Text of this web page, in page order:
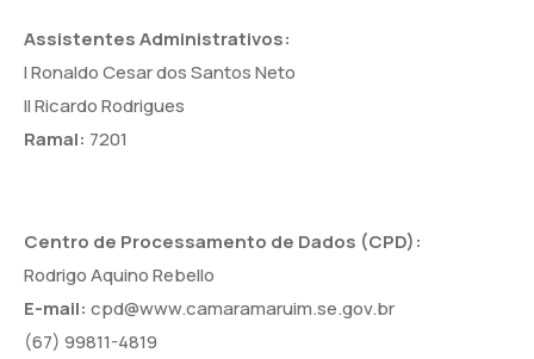
Assistentes Administrativos:
I Ronaldo Cesar dos Santos Neto
II Ricardo Rodrigues
Ramal: 7201
Centro de Processamento de Dados (CPD):
Rodrigo Aquino Rebello
E-mail: cpd@www.camaramaruim.se.gov.br
(67) 99811-4819